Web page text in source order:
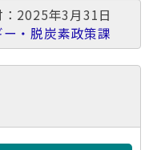
：2025年3月31日
・脱炭素政策課